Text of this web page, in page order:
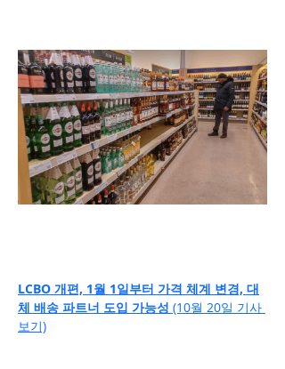
LCBO 개편, 1월 1일부터 가격 체계 변경, 대
체 배송 파트너 도입 가능성 (10월 20일 기사
보기)